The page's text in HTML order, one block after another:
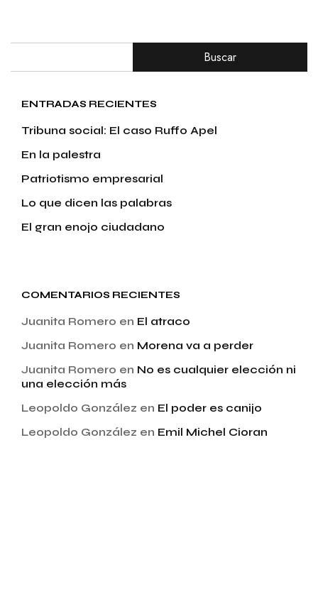
Buscar
ENTRADAS RECIENTES
Tribuna social: El caso Ruffo Apel
En la palestra
Patriotismo empresarial
Lo que dicen las palabras
El gran enojo ciudadano
COMENTARIOS RECIENTES
Juanita Romero en El atraco
Juanita Romero en Morena va a perder
Juanita Romero en No es cualquier elección ni
una elección más
Leopoldo González en El poder es canijo
Leopoldo González en Emil Michel Cioran